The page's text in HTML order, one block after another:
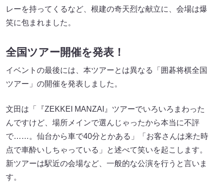
レーを持ってくるなど、根建の奇天烈な献立に、会場は爆
笑に包まれました。
全国ツアー開催を発表！
イベントの最後には、本ツアーとは異なる「囲碁将棋全国
ツアー」の開催を発表しました。
文田は「『ZEKKEI MANZAI』ツアーでいろいろまわった
んですけど、場所メインで選んじゃったから本当に不評
で……。仙台から車で40分とかある」「お客さんは来た時
点で車酔いしちゃっている」と述べて笑いを起こします。
新ツアーは駅近の会場など、一般的な公演を行うと言いま
す。